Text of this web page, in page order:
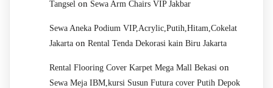
Tangsel on Sewa Arm Chairs VIP Jakbar
Sewa Aneka Podium VIP,Acrylic,Putih,Hitam,Cokelat
Jakarta on Rental Tenda Dekorasi kain Biru Jakarta
Rental Flooring Cover Karpet Mega Mall Bekasi on
Sewa Meja IBM,kursi Susun Futura cover Putih Depok